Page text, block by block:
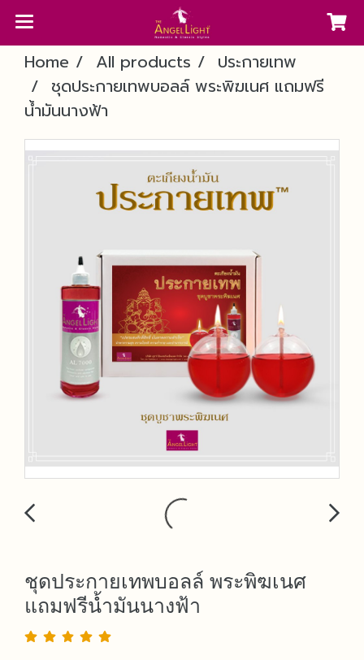
Home All products
ประกายเทพ
ชุดประกายเทพบอลล์ พระพิฆเนศ แถมฟรี
น้ำมันนางฟ้า
ชุดประกายเทพบอลล์ พระพิฆเนศ
แถมฟรีน้ำมันนางฟ้า